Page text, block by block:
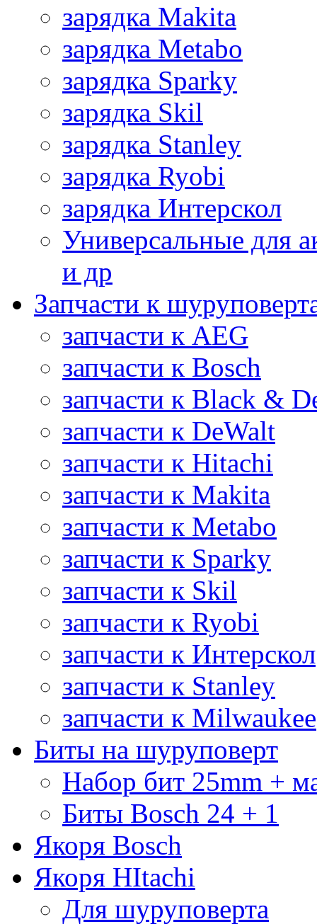
зарядка Makita
зарядка Metabo
зарядка Sparky
зарядка Skil
зарядка Stanley
зарядка Ryobi
зарядка Интерскол
Универсальные для
и др
Запчасти к
запчасти к AEG
запчасти к Bosch
запчасти к Black &
запчасти к DeWalt
запчасти к Hitachi
запчасти к Makita
запчасти к Metabo
запчасти к Sparky
запчасти к Skil
запчасти к Ryobi
запчасти к Интерскол
запчасти к Stanley
запчасти к Milwaukee
Биты на шуруповерт
Набор бит 25mm +
Биты Bosch 24 + 1
Якоря Bosch
Якоря HItachi
Для шуруповерта